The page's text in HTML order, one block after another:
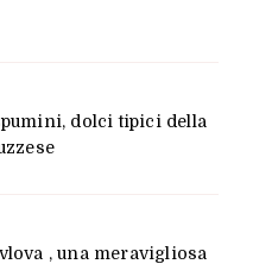
dolci tipici della
, una meravigliosa